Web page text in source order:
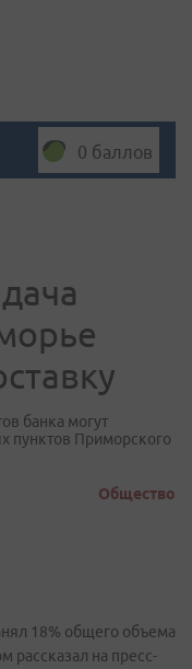
0 баллов
банка могут
пунктов Приморского
Общество
18% общего объема
рассказал на пресс-